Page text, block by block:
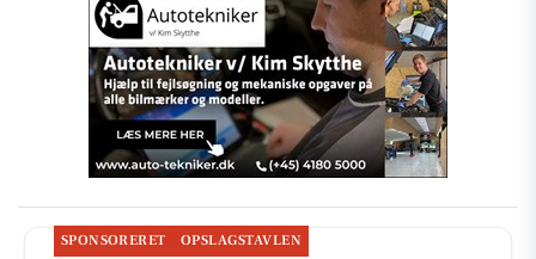
SPONSORERET OPSLAGSTAVLEN